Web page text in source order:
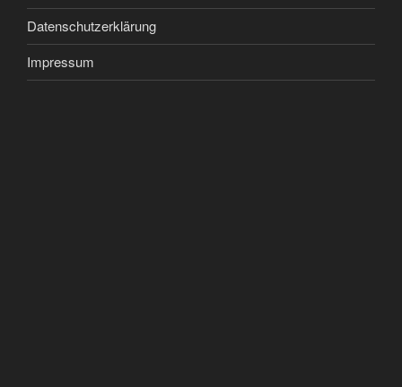
Datenschutzerklärung
Impressum